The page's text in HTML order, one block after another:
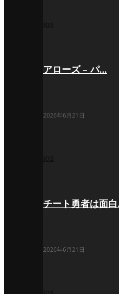
アローズ – パ…
2026年6月21日
チート勇者は面
2026年6月21日